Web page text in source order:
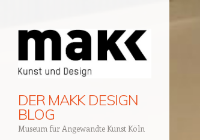
DER MAKK DESIGN
BLOG
Museum für Angewandte Kunst Köln